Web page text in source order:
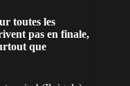
toutes les
pas en finale,
que